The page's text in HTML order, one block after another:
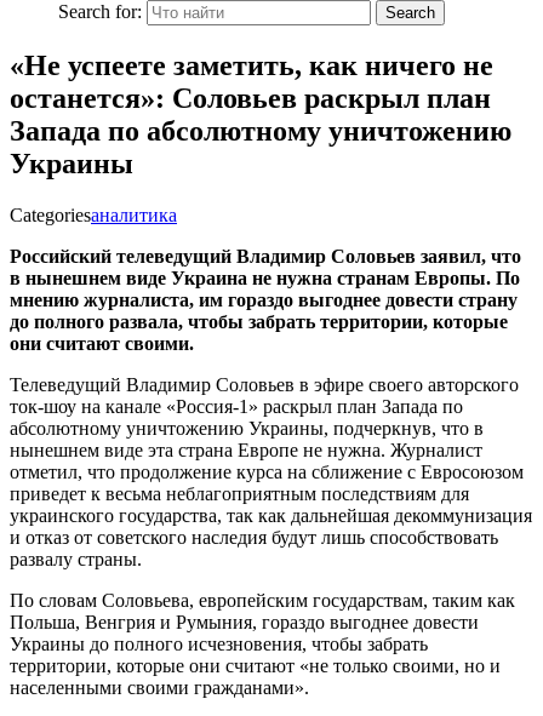
Search for:
Search
«Не успеете заметить, как ничего не
останется»: Соловьев раскрыл план
Запада по абсолютному уничтожению
Украины
Categoriesаналитика
Российский телеведущий Владимир Соловьев заявил, что
в нынешнем виде Украина не нужна странам Европы. По
мнению журналиста, им гораздо выгоднее довести страну
до полного развала, чтобы забрать территории, которые
они считают своими.
Телеведущий Владимир Соловьев в эфире своего авторского
ток-шоу на канале «Россия-1» раскрыл план Запада по
абсолютному уничтожению Украины, подчеркнув, что в
нынешнем виде эта страна Европе не нужна. Журналист
отметил, что продолжение курса на сближение с Евросоюзом
приведет к весьма неблагоприятным последствиям для
украинского государства, так как дальнейшая декоммунизация
и отказ от советского наследия будут лишь способствовать
развалу страны.
По словам Соловьева, европейским государствам, таким как
Польша, Венгрия и Румыния, гораздо выгоднее довести
Украины до полного исчезновения, чтобы забрать
территории, которые они считают «не только своими, но и
населенными своими гражданами».